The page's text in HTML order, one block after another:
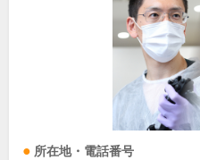
所在地・電話番号